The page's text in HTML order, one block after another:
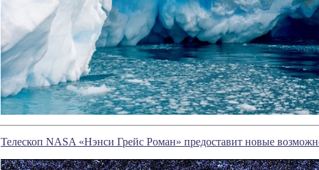
Телескоп NASA «Нэнси Грейс Роман» предоставит новые